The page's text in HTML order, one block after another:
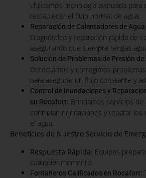
Utilizamos tecnología avanzada
restablecer el flujo normal de agua.
Reparación de Calentadores de
Diagnóstico y reparación rápida de
asegurando que siempre tengas
Solución de Problemas de Presión
Detectamos y corregimos
para asegurar un flujo constante y
Control de Inundaciones y
en Rocafort: Brindamos servicios de
controlar inundaciones y reparar los
el agua.
Beneficios de Nuestro Servicio de
Respuesta Rápida: Equipos
cualquier momento.
Fontaneros Calificados en Rocafort: